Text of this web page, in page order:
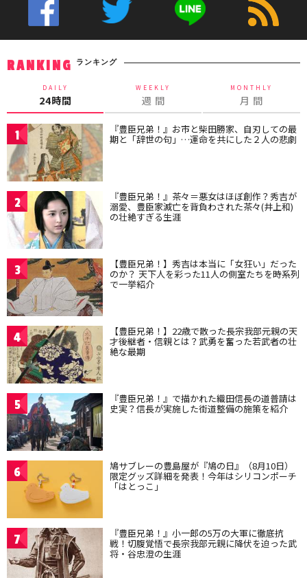
RANKING ランキング
DAILY
24時間
WEEKLY
週 間
MONTHLY
月 間
1 『豊臣兄弟！』お市と柴田勝家、自刃しての最
期と「辞世の句」…運命を共にした２人の悲劇
2 『豊臣兄弟！』茶々＝悪女はほぼ創作？秀吉が
溺愛、豊臣家滅亡を背負わされた茶々(井上和)
の壮絶すぎる生涯
3 【豊臣兄弟！】秀吉は本当に「女狂い」だった
のか？ 天下人を彩った11人の側室たちを時系列
で一挙紹介
4 【豊臣兄弟！】22歳で散った長宗我部元親の天
才後継者・信親とは？武勇を奮った若武者の壮
絶な最期
5 『豊臣兄弟！』で描かれた織田信長の道普請は
史実？信長が実施した街道整備の施策を紹介
6 鳩サブレーの豊島屋が『鳩の日』（8月10日）
限定グッズ詳細を発表！今年はシリコンポーチ
「はとっこ」
7 『豊臣兄弟！』小一郎の5万の大軍に徹底抗
戦！切腹覚悟で長宗我部元親に降伏を迫った武
将・谷忠澄の生涯